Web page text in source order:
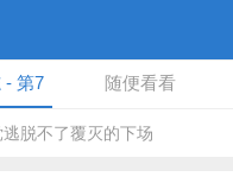
- 第7 随便看看
脱不了覆灭的下场